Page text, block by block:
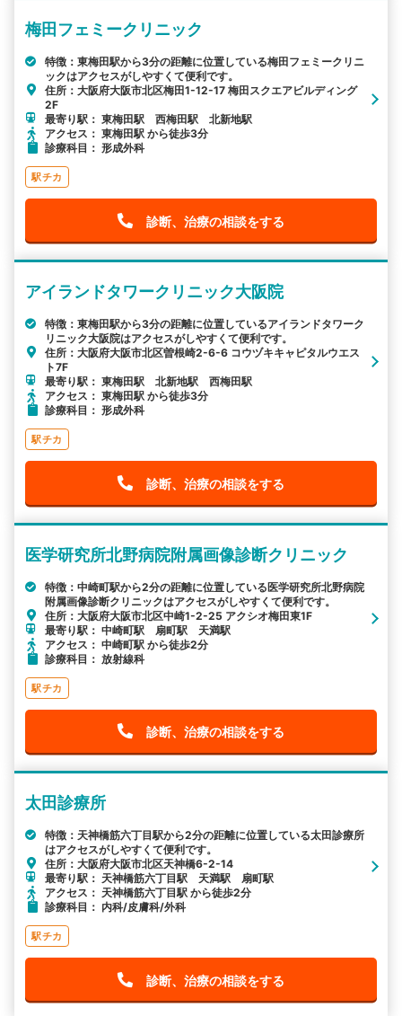
梅田フェミークリニック
特徴：東梅田駅から3分の距離に位置している梅田フェミークリニ
ックはアクセスがしやすくて便利です。
住所：大阪府大阪市北区梅田1-12-17 梅田スクエアビルディング
2F
最寄り駅： 東梅田駅 西梅田駅 北新地駅
アクセス： 東梅田駅 から徒歩3分
診療科目： 形成外科
駅チカ
診断、治療の相談をする
アイランドタワークリニック大阪院
特徴：東梅田駅から3分の距離に位置しているアイランドタワーク
リニック大阪院はアクセスがしやすくて便利です。
住所：大阪府大阪市北区曽根崎2-6-6 コウヅキキャピタルウエス
ト7F
最寄り駅： 東梅田駅 北新地駅 西梅田駅
アクセス： 東梅田駅 から徒歩3分
診療科目： 形成外科
駅チカ
診断、治療の相談をする
医学研究所北野病院附属画像診断クリニック
特徴：中崎町駅から2分の距離に位置している医学研究所北野病院
附属画像診断クリニックはアクセスがしやすくて便利です。
住所：大阪府大阪市北区中崎1-2-25 アクシオ梅田東1F
最寄り駅： 中崎町駅 扇町駅 天満駅
アクセス： 中崎町駅 から徒歩2分
診療科目： 放射線科
駅チカ
診断、治療の相談をする
太田診療所
特徴：天神橋筋六丁目駅から2分の距離に位置している太田診療所
はアクセスがしやすくて便利です。
住所：大阪府大阪市北区天神橋6-2-14
最寄り駅： 天神橋筋六丁目駅 天満駅 扇町駅
アクセス： 天神橋筋六丁目駅 から徒歩2分
診療科目： 内科/皮膚科/外科
駅チカ
診断、治療の相談をする